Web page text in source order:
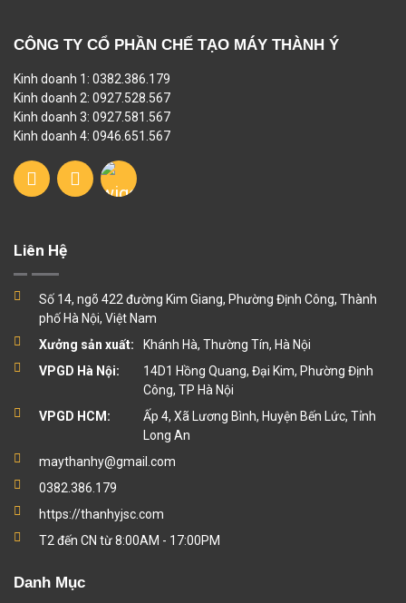
CÔNG TY CỔ PHẦN CHẾ TẠO MÁY THÀNH Ý
Kinh doanh 1: 0382.386.179
Kinh doanh 2: 0927.528.567
Kinh doanh 3: 0927.581.567
Kinh doanh 4: 0946.651.567
Liên Hệ
Số 14, ngõ 422 đường Kim Giang, Phường Định Công, Thành
phố Hà Nội, Việt Nam
Xưởng sản xuất:
Khánh Hà, Thường Tín, Hà Nội
VPGD Hà Nội:
14D1 Hồng Quang, Đại Kim, Phường Định
Công, TP Hà Nội
VPGD HCM:
Ấp 4, Xã Lương Bình, Huyện Bến Lức, Tỉnh
Long An
maythanhy@gmail.com
0382.386.179
https://thanhyjsc.com
T2 đến CN từ 8:00AM - 17:00PM
Danh Mục